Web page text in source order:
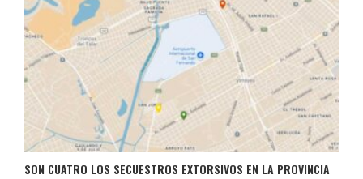
SON CUATRO LOS SECUESTROS EXTORSIVOS EN LA PROVINCIA